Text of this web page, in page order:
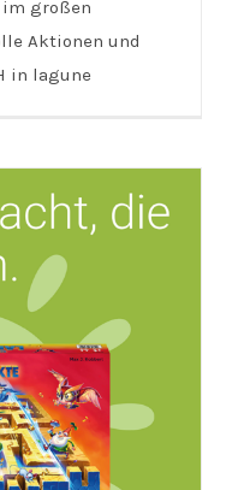
BH | -50%
im großen
Aktionen und
in lagune